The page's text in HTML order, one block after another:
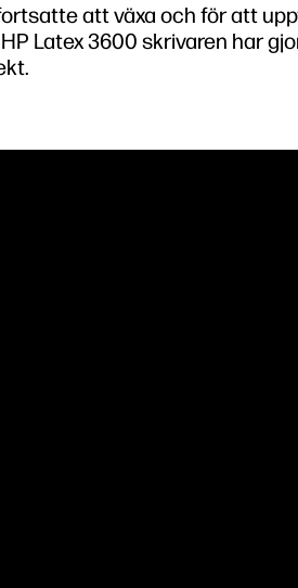
att växa och för att
Latex 3600 skrivaren har